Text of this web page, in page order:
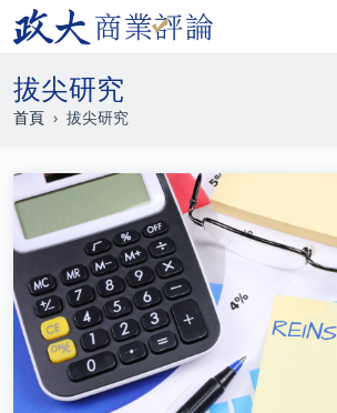
拔尖研究
首頁 拔尖研究